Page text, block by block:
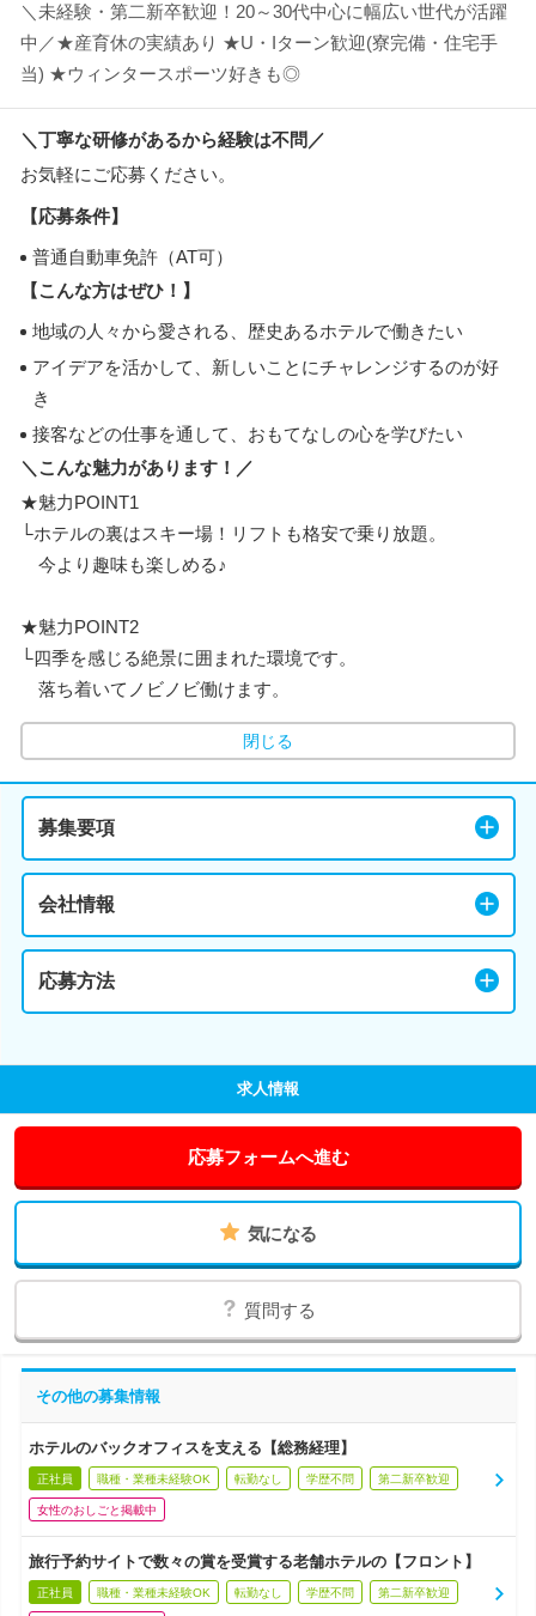
＼未経験・第二新卒歓迎！20～30代中心に幅広い世代が活躍
中／★産育休の実績あり ★U・Iターン歓迎(寮完備・住宅手
当) ★ウィンタースポーツ好きも◎
＼丁寧な研修があるから経験は不問／
お気軽にご応募ください。
【応募条件】
普通自動車免許（AT可）
【こんな方はぜひ！】
地域の人々から愛される、歴史あるホテルで働きたい
アイデアを活かして、新しいことにチャレンジするのが好
き
接客などの仕事を通して、おもてなしの心を学びたい
＼こんな魅力があります！／
★魅力POINT1
└ホテルの裏はスキー場！リフトも格安で乗り放題。
今より趣味も楽しめる♪
★魅力POINT2
└四季を感じる絶景に囲まれた環境です。
落ち着いてノビノビ働けます。
閉じる
募集要項
会社情報
応募方法
求人情報
応募フォームへ進む
気になる
質問する
その他の募集情報
ホテルのバックオフィスを支える【総務経理】
正社員 職種・業種未経験OK 転勤なし 学歴不問 第二新卒歓迎
女性のおしごと掲載中
旅行予約サイトで数々の賞を受賞する老舗ホテルの【フロント】
正社員 職種・業種未経験OK 転勤なし 学歴不問 第二新卒歓迎